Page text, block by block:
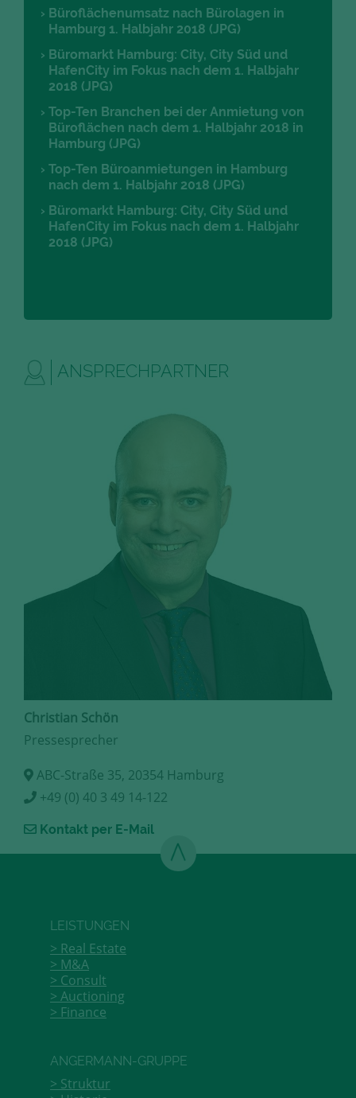
Büroflächenumsatz nach Bürolagen in
Hamburg 1. Halbjahr 2018 (JPG)
Büromarkt Hamburg: City, City Süd und
HafenCity im Fokus nach dem 1. Halbjahr
2018 (JPG)
Top-Ten Branchen bei der Anmietung von
Büroflächen nach dem 1. Halbjahr 2018 in
Hamburg (JPG)
Top-Ten Büroanmietungen in Hamburg
nach dem 1. Halbjahr 2018 (JPG)
Büromarkt Hamburg: City, City Süd und
HafenCity im Fokus nach dem 1. Halbjahr
2018 (JPG)
ANSPRECHPARTNER
Christian Schön
Pressesprecher
ABC-Straße 35, 20354 Hamburg
+49 (0) 40 3 49 14-122
Kontakt per E-Mail
LEISTUNGEN
Real Estate
M&A
Consult
Auctioning
Finance
ANGERMANN-GRUPPE
Struktur